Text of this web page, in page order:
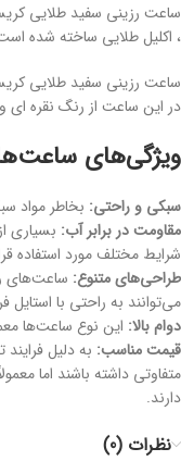
ساعت رزینی سفید طلایی
، اکلیل طلایی ساخته شده
ساعت رزینی سفید طلایی
در این ساعت از رنگ نقره ای
ویژگی‌های
سبکی و راحتی: بخاطر مواد
مقاومت در برابر آب: بسیاری
شرایط مختلف مورد استفاده
طراحی‌های متنوع: ساعت‌های
می‌توانند به راحتی با استایل
دوام بالا: این نوع ساعت‌ها
قیمت مناسب: به دلیل
متفاوتی داشته باشند اما
دارند.
نظرات (0)